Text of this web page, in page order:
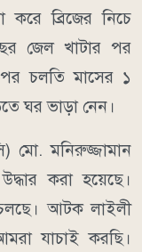
করে ব্রিজের নিচে
জেল খাটার পর
চলতি মাসের ১
ঘর ভাড়া নেন।
মো. মনিরুজ্জামান
করা হয়েছে।
আটক লাইলী
যাচাই করছি।